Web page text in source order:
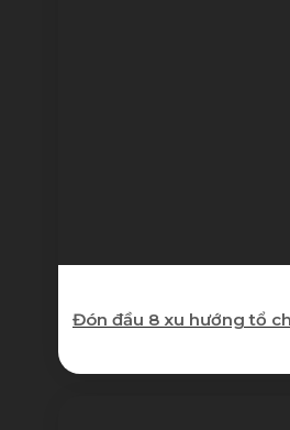
Đón đầu 8 xu hướng tổ